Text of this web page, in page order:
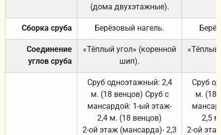
(дома двухэтажные).
Сборка сруба Берёзовый нагель.
Соединение
углов сруба
«Тёплый угол» (коренной
шип).
«Тёплый
Сруб одноэтажный: 2,4
м. (18 венцов) Сруб с
мансардой: 1-ый этаж-
2,4 м. (18 венцов)
2-ой этаж (мансарда)- 2,3
Сруб
м. (18
2,5
2-ой